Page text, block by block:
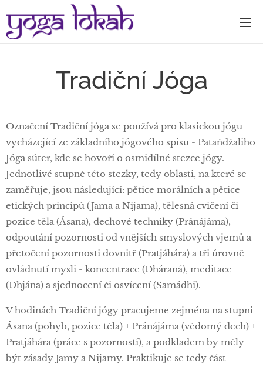
Tradiční Jóga
Označení Tradiční jóga se používá pro klasickou jógu
vycházející ze základního jógového spisu - Pataňdžaliho
Jóga súter, kde se hovoří o osmidílné stezce jógy.
Jednotlivé stupně této stezky, tedy oblasti, na které se
zaměřuje, jsou následující: pětice morálních a pětice
etických principů (Jama a Nijama), tělesná cvičení či
pozice těla (Ásana), dechové techniky (Pránájáma),
odpoutání pozornosti od vnějších smyslových vjemů a
přetočení pozornosti dovnitř (Pratjáhára) a tři úrovně
ovládnutí mysli - koncentrace (Dháraná), meditace
(Dhjána) a sjednocení či osvícení (Samádhi).
V hodinách Tradiční jógy pracujeme zejména na stupni
Ásana (pohyb, pozice těla) + Pránájáma (vědomý dech) +
Pratjáhára (práce s pozorností), a podkladem by měly
být zásady Jamy a Nijamy. Praktikuje se tedy část